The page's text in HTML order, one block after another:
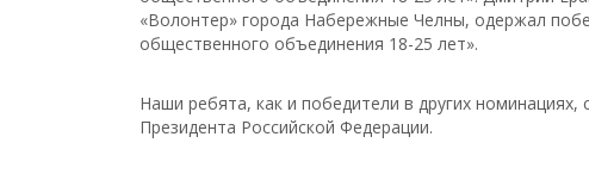
«Волонтер» города Набережные Челны, одержал
общественного объединения 18-25 лет».
Наши ребята, как и победители в других номинациях,
Президента Российской Федерации.